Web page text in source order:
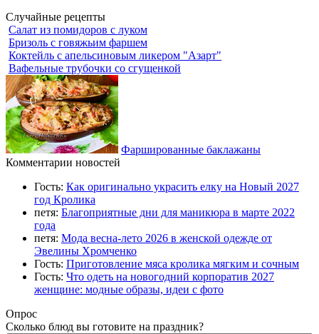
Случайные рецепты
Салат из помидоров с луком
Бризоль с говяжьим фаршем
Коктейль с апельсиновым ликером "Азарт"
Вафельные трубочки со сгущенкой
Фаршированные баклажаны
Комментарии новостей
Гость: Как оригинально украсить елку на Новый 2027
год Кролика
петя: Благоприятные дни для маникюра в марте 2022
года
петя: Мода весна-лето 2026 в женской одежде от
Эвелины Хромченко
Гость: Приготовление мяса кролика мягким и сочным
Гость: Что одеть на новогодний корпоратив 2027
женщине: модные образы, идеи с фото
Опрос
Сколько блюд вы готовите на праздник?